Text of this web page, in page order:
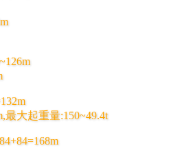
最大起重量:150~49.4t